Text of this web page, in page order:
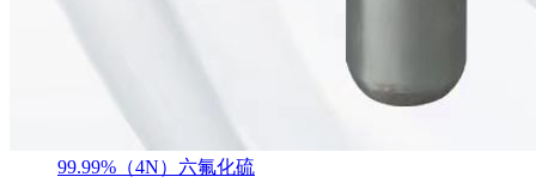
99.99%（4N）六氟化硫